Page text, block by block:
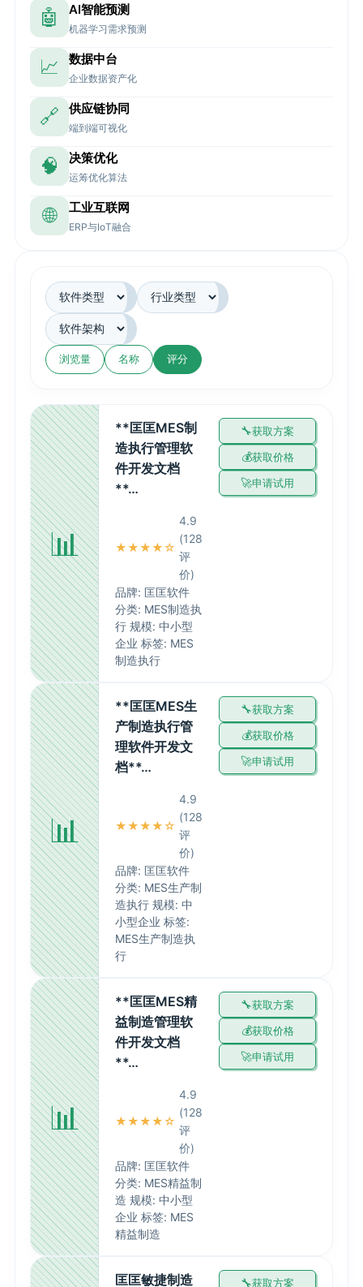
🤖 AI智能预测
机器学习需求预测
📈 数据中台
企业数据资产化
🔗 供应链协同
端到端可视化
🧠 决策优化
运筹优化算法
🌐 工业互联网
ERP与IoT融合
浏览量 名称 评分
📊
**匡匡MES制
造执行管理软
件开发文档
**…
★★★★☆
4.9
(128
评
价)
品牌: 匡匡软件
分类: MES制造执
行 规模: 中小型
企业 标签: MES
制造执行
获取方案
获取价格
申请试用
📊
**匡匡MES生
产制造执行管
理软件开发文
档**…
★★★★☆
4.9
(128
评
价)
品牌: 匡匡软件
分类: MES生产制
造执行 规模: 中
小型企业 标签:
MES生产制造执
行
获取方案
获取价格
申请试用
📊
**匡匡MES精
益制造管理软
件开发文档
**…
★★★★☆
4.9
(128
评
价)
品牌: 匡匡软件
分类: MES精益制
造 规模: 中小型
企业 标签: MES
精益制造
获取方案
获取价格
申请试用
匡匡敏捷制造 获取方案